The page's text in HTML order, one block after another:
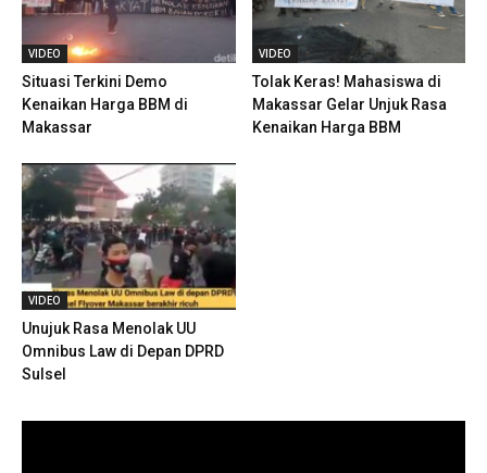
VIDEO
Situasi Terkini Demo
Kenaikan Harga BBM di
Makassar
VIDEO
Tolak Keras! Mahasiswa di
Makassar Gelar Unjuk Rasa
Kenaikan Harga BBM
VIDEO
Unujuk Rasa Menolak UU
Omnibus Law di Depan DPRD
Sulsel